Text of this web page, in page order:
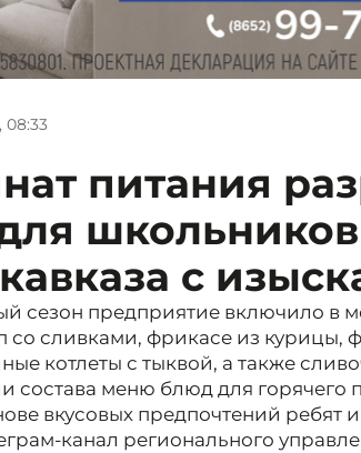
08:33
питания
школьников
с
сезон предприятие включило в
со сливками, фрикасе из курицы,
котлеты с тыквой, а также
состава меню блюд для горячего
вкусовых предпочтений ребят
канал регионального